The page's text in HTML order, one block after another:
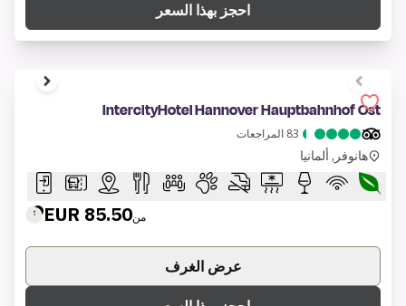
احجز بهذا السعر
1 of 7
IntercityHotel Hannover Hauptbahnhof Ost
83 المراجعات
هانوفر, ألمانيا
من85.50 EUR
عرض الغرف